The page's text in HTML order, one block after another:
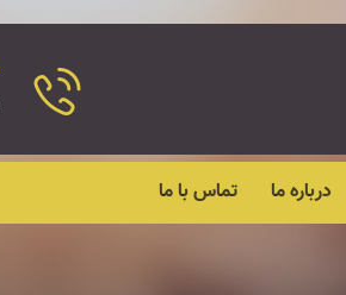
درباره ما تماس با ما